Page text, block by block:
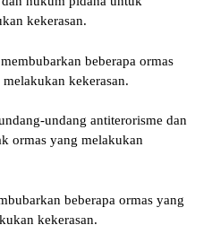
kekerasan.
beberapa ormas
kekerasan.
undang antiterorisme dan
ormas yang melakukan
beberapa ormas yang
kekerasan.